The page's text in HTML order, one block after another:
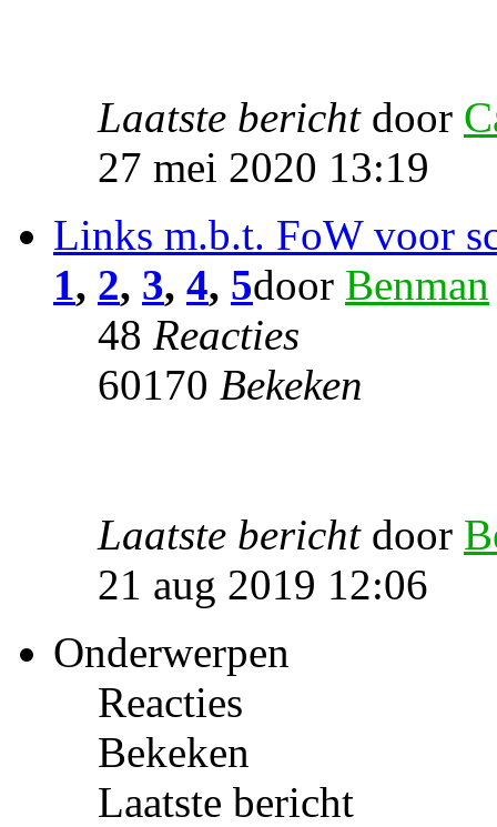
Laatste bericht door
27 mei 2020 13:19
Links m.b.t. FoW voor
1, 2, 3, 4, 5door Benman
48 Reacties
60170 Bekeken
Laatste bericht door
21 aug 2019 12:06
Onderwerpen
Reacties
Bekeken
Laatste bericht